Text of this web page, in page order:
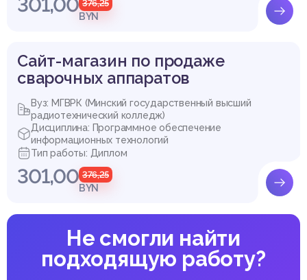
301,00 376,25
BYN
Сайт-магазин по продаже
сварочных аппаратов
Вуз: МГВРК (Минский государственный высший
радиотехнический колледж)
Дисциплина: Программное обеспечение
информационных технологий
Тип работы: Диплом
301,00 376,25
BYN
Не смогли найти
подходящую работу?